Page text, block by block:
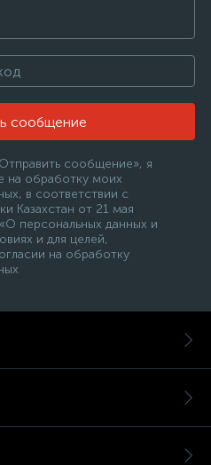
сообщение
сообщение», я
на обработку моих
в соответствии с
Казахстан от 21 мая
персональных данных и
и для целей,
на обработку